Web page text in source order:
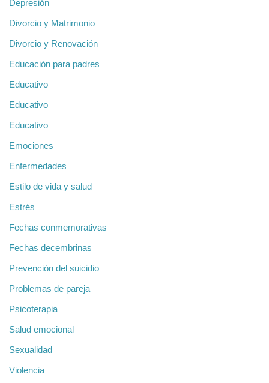
Depresión
Divorcio y Matrimonio
Divorcio y Renovación
Educación para padres
Educativo
Educativo
Educativo
Emociones
Enfermedades
Estilo de vida y salud
Estrés
Fechas conmemorativas
Fechas decembrinas
Prevención del suicidio
Problemas de pareja
Psicoterapia
Salud emocional
Sexualidad
Violencia